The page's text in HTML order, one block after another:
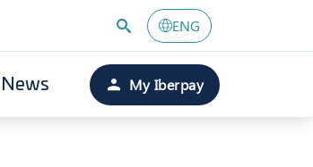
ENG
News My Iberpay